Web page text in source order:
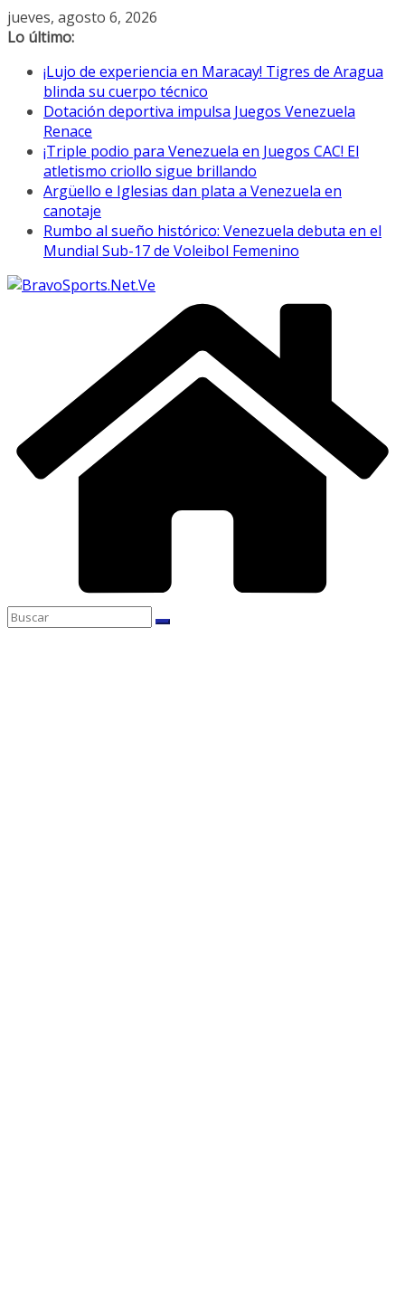
Saltar
al
jueves, agosto 6, 2026
Lo último:
¡Lujo de experiencia en Maracay! Tigres de Aragua
blinda su cuerpo técnico
Dotación deportiva impulsa Juegos Venezuela
Renace
¡Triple podio para Venezuela en Juegos CAC! El
atletismo criollo sigue brillando
Argüello e Iglesias dan plata a Venezuela en
canotaje
Rumbo al sueño histórico: Venezuela debuta en el
Mundial Sub-17 de Voleibol Femenino